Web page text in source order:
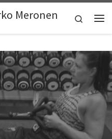
Meronen
Search